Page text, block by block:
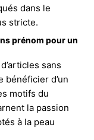
dans le
stricte.
prénom pour un
sans
bénéficier d’un
motifs du
la passion
à la peau